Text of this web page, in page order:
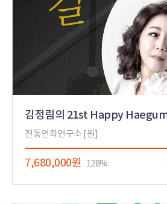
김정림의 21st Happy
전통연희연구소 [원]
7,680,000원 128%